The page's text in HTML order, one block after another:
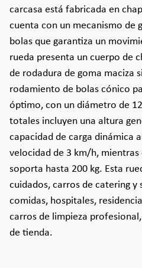
carcasa está fabricada en
cuenta con un mecanismo de
bolas que garantiza un
rueda presenta un cuerpo de
de rodadura de goma maciza
rodamiento de bolas cónico
óptimo, con un diámetro de
totales incluyen una altura
capacidad de carga dinámica
velocidad de 3 km/h, mientras
soporta hasta 200 kg. Esta
cuidados, carros de catering y
comidas, hospitales,
carros de limpieza
de tienda.